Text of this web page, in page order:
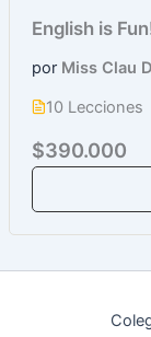
English is
por Miss Clau
10 Lecciones
$390.000